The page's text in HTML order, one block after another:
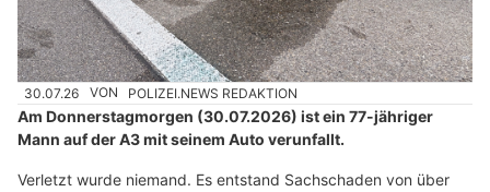
30.07.26 VON POLIZEI.NEWS REDAKTION
Am Donnerstagmorgen (30.07.2026) ist ein 77-jähriger
Mann auf der A3 mit seinem Auto verunfallt.
Verletzt wurde niemand. Es entstand Sachschaden von über